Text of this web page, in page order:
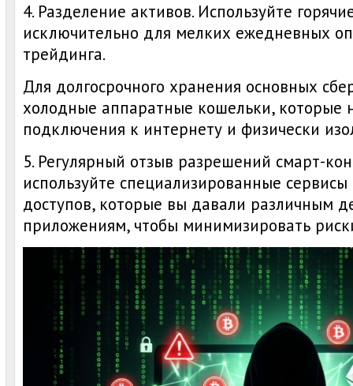
4. Разделение активов. Используйте
исключительно для мелких ежедневных
трейдинга.
Для долгосрочного хранения основных
холодные аппаратные кошельки, которые
подключения к интернету и физически
5. Регулярный отзыв разрешений смарт-
используйте специализированные
доступов, которые вы давали различным
приложениям, чтобы минимизировать